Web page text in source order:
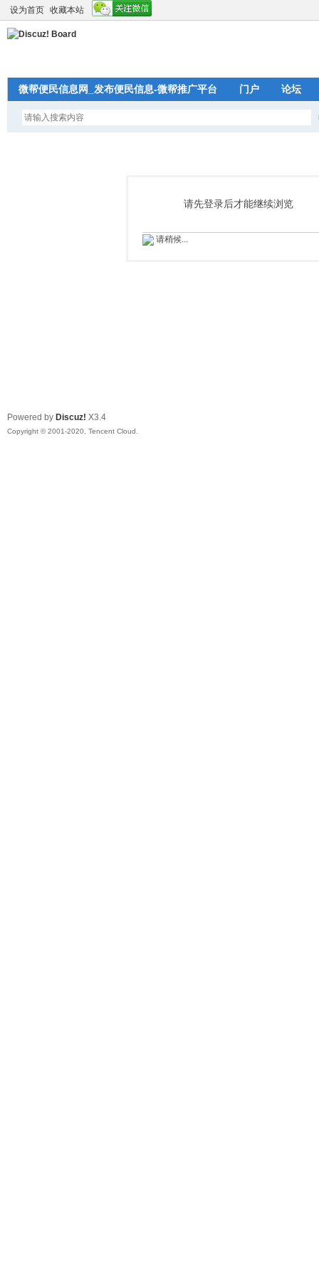
设为首页 收藏本站
微帮便民信息网_发布便民信息-微帮推广平台 门户 论坛
请先登录后才能继续浏览
请稍候...
Powered by Discuz! X3.4
Copyright © 2001-2020, Tencent Cloud.